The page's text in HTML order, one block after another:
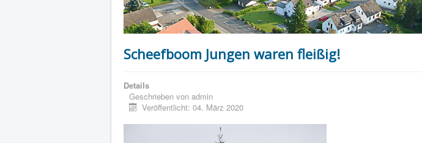
Scheefboom Jungen waren fleißig!
Details
Geschrieben von admin
Veröffentlicht: 04. März 2020